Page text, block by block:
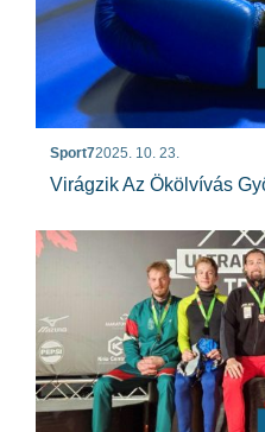
Sport72025. 10. 23.
Virágzik Az Ökölvívás